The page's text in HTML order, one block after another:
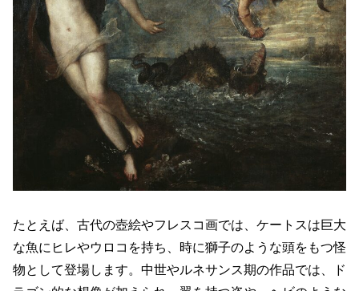
たとえば、古代の壺絵やフレスコ画では、ケートスは巨大
な魚にヒレやウロコを持ち、時に獅子のような頭をもつ怪
物として登場します。中世やルネサンス期の作品では、ド